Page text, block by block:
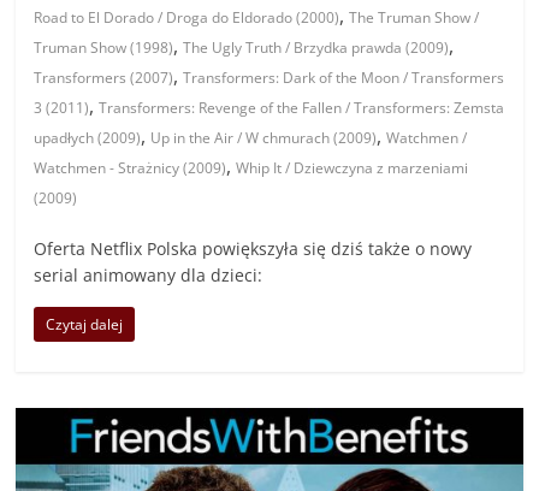
Road to El Dorado / Droga do Eldorado (2000),The Truman Show /
Truman Show (1998),The Ugly Truth / Brzydka prawda (2009),
Transformers (2007),Transformers: Dark of the Moon / Transformers
3 (2011),Transformers: Revenge of the Fallen / Transformers: Zemsta
upadłych (2009), Up in the Air / W chmurach (2009),Watchmen /
Watchmen - Strażnicy (2009),Whip It / Dziewczyna z marzeniami
(2009)
Oferta Netflix Polska powiększyła się dziś także o nowy
serial animowany dla dzieci:
Czytaj dalej